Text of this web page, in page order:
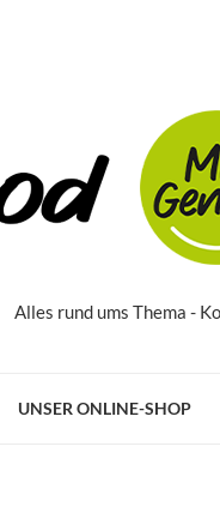
Alles rund ums Thema -
UNSER ONLINE-SHOP